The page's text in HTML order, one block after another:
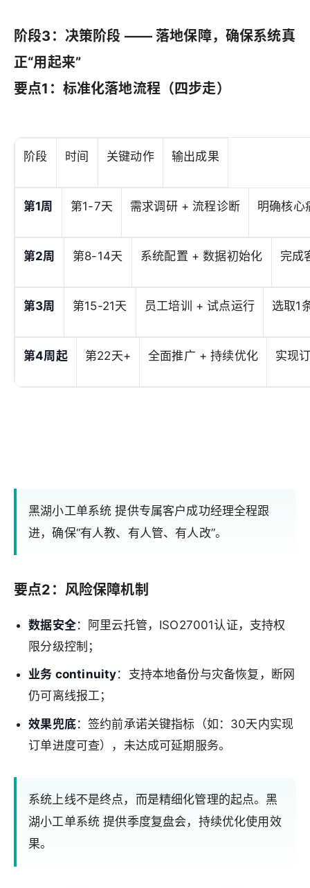
阶段3：决策阶段 —— 落地保障，确保系统真
正“用起来”
要点1：标准化落地流程（四步走）
阶段 时间 关键动作 输出成果
第1周 第1-7天 需求调研 + 流程诊断 明确核心
第2周 第8-14天 系统配置 + 数据初始化 完成
第3周 第15-21天 员工培训 + 试点运行 选取1
第4周起 第22天+ 全面推广 + 持续优化 实现
黑湖小工单系统 提供专属客户成功经理全程跟
进，确保“有人教、有人管、有人改”。
要点2：风险保障机制
数据安全：阿里云托管，ISO27001认证，支持权
限分级控制；
业务 continuity：支持本地备份与灾备恢复，断网
仍可离线报工；
效果兜底：签约前承诺关键指标（如：30天内实现
订单进度可查），未达成可延期服务。
系统上线不是终点，而是精细化管理的起点。黑
湖小工单系统 提供季度复盘会，持续优化使用效
果。